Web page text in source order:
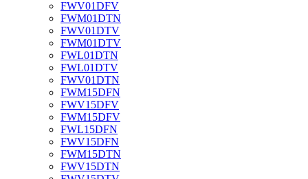
FWV01DFV
FWM01DTN
FWV01DTV
FWM01DTV
FWL01DTN
FWL01DTV
FWV01DTN
FWM15DFN
FWV15DFV
FWM15DFV
FWL15DFN
FWV15DFN
FWM15DTN
FWV15DTN